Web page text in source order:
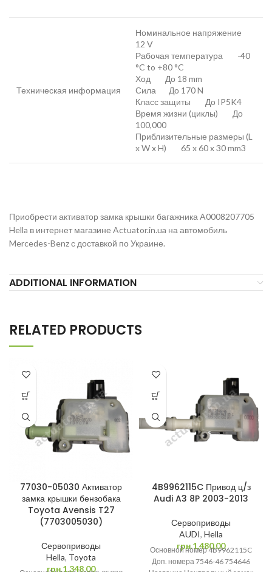
Техническая информация
Номинальное напряжение
12 V
Рабочая температура -40
°C to +80 °C
Ход До 18 mm
Сила До 170 N
Класс защиты До IP5K4
Время жизни (циклы) До
100,000
Приблизительные размеры (L
x W x H) 65 x 60 x 30 mm3
Приобрести активатор замка крышки багажника A0008207705
Hella в интернет магазине Actuator.in.ua на автомобиль
Mercedes-Benz с доставкой по Украине.
ADDITIONAL INFORMATION
RELATED PRODUCTS
77030-05030 Активатор
замка крышки бензобака
Toyota Avensis T27
(7703005030)
Сервоприводы
Hella, Toyota
грн.1,348.00
4B9962115C Привод ц/з
Audi A3 8P 2003-2013
Сервоприводы
AUDI, Hella
грн.1,480.00
Основной номер 4B9962115C
Доп. номера 7546-46 754646